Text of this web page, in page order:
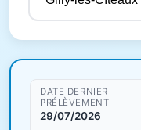
Résultats de
DATE DERNIER
PRÉLÈVEMENT
29/07/2026